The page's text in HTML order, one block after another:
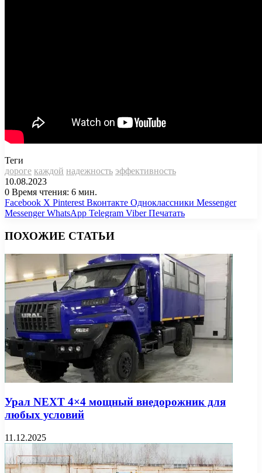
Теги
дороге каждой надежность эффективность
10.08.2023
0 Время чтения: 6 мин.
Facebook X Pinterest Вконтакте Одноклассники Messenger
Messenger WhatsApp Telegram Viber Печатать
ПОХОЖИЕ СТАТЬИ
Урал NEXT 4×4 мощный внедорожник для
любых условий
11.12.2025